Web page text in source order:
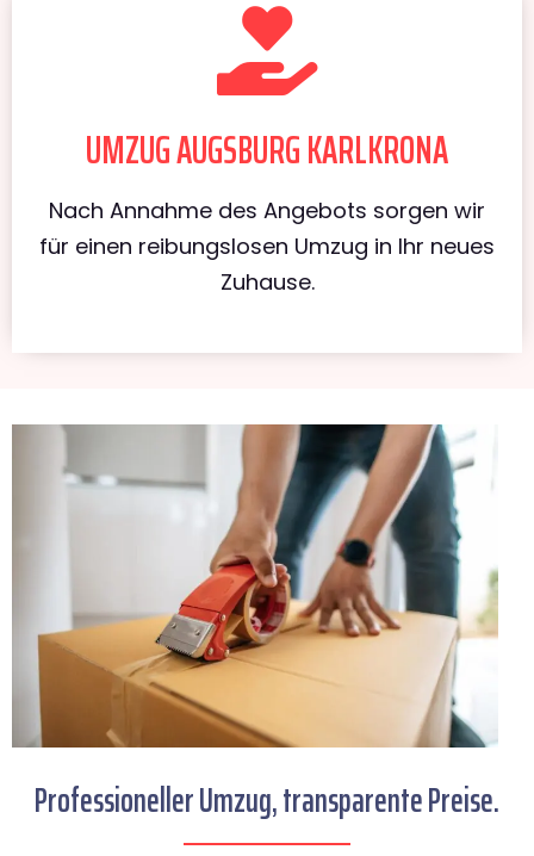
UMZUG AUGSBURG KARLKRONA
Nach Annahme des Angebots sorgen wir
für einen reibungslosen Umzug in Ihr neues
Zuhause.
Professioneller Umzug, transparente Preise.